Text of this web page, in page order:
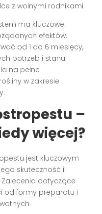
z wolnymi rodnikami.
ma kluczowe
efektów.
od 1 do 6 miesięcy,
potrzeb i stanu
na pełne
w zakresie
–
więcej?
jest kluczowym
skuteczność i
dotyczące
od formy preparatu i